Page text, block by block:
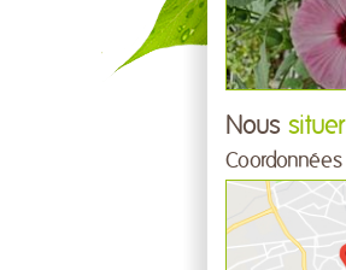
Nous situer
Coordonnées